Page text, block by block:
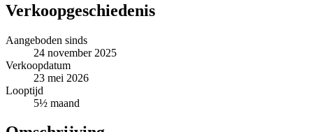
Verkoopgeschiedenis
Aangeboden sinds
24 november 2025
Verkoopdatum
23 mei 2026
Looptijd
5½ maand